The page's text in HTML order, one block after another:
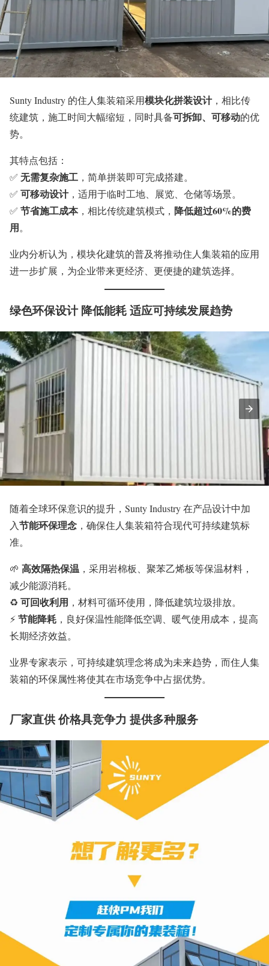
Sunty Industry 的住人集装箱采用模块化拼装设计，相比传
统建筑，施工时间大幅缩短，同时具备可拆卸、可移动的优
势。
其特点包括：
✅ 无需复杂施工 ，简单拼装即可完成搭建。
✅ 可移动设计，适用于临时工地、展览、仓储等场景。
✅ 节省施工成本，相比传统建筑模式， 降低超过60%的费
用。
业内分析认为，模块化建筑的普及将推动住人集装箱的应用
进一步扩展，为企业带来更经济、更便捷的建筑选择。
绿色环保设计 降低能耗 适应可持续发展趋势
随着全球环保意识的提升，Sunty Industry 在产品设计中加
入节能环保理念 ，确保住人集装箱符合现代可持续建筑标
准。
🌱 高效隔热保温 ，采用岩棉板、聚苯乙烯板等保温材料，
减少能源消耗。
♻ 可回收利用 ，材料可循环使用，降低建筑垃圾排放。
⚡节能降耗 ，良好保温性能降低空调、暖气使用成本，提高
长期经济效益。
业界专家表示，可持续建筑理念将成为未来趋势，而住人集
装箱的环保属性将使其在市场竞争中占据优势。
厂家直供 价格具竞争力 提供多种服务